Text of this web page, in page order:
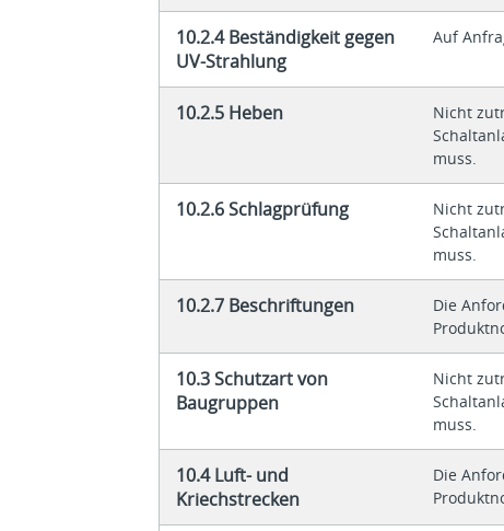
10.2.4 Beständigkeit gegen
UV-Strahlung
Auf
10.2.5 Heben
Nicht
muss.
10.2.6 Schlagprüfung
Nicht
muss.
10.2.7 Beschriftungen
Die
10.3 Schutzart von
Baugruppen
Nicht
muss.
10.4 Luft- und
Kriechstrecken
Die